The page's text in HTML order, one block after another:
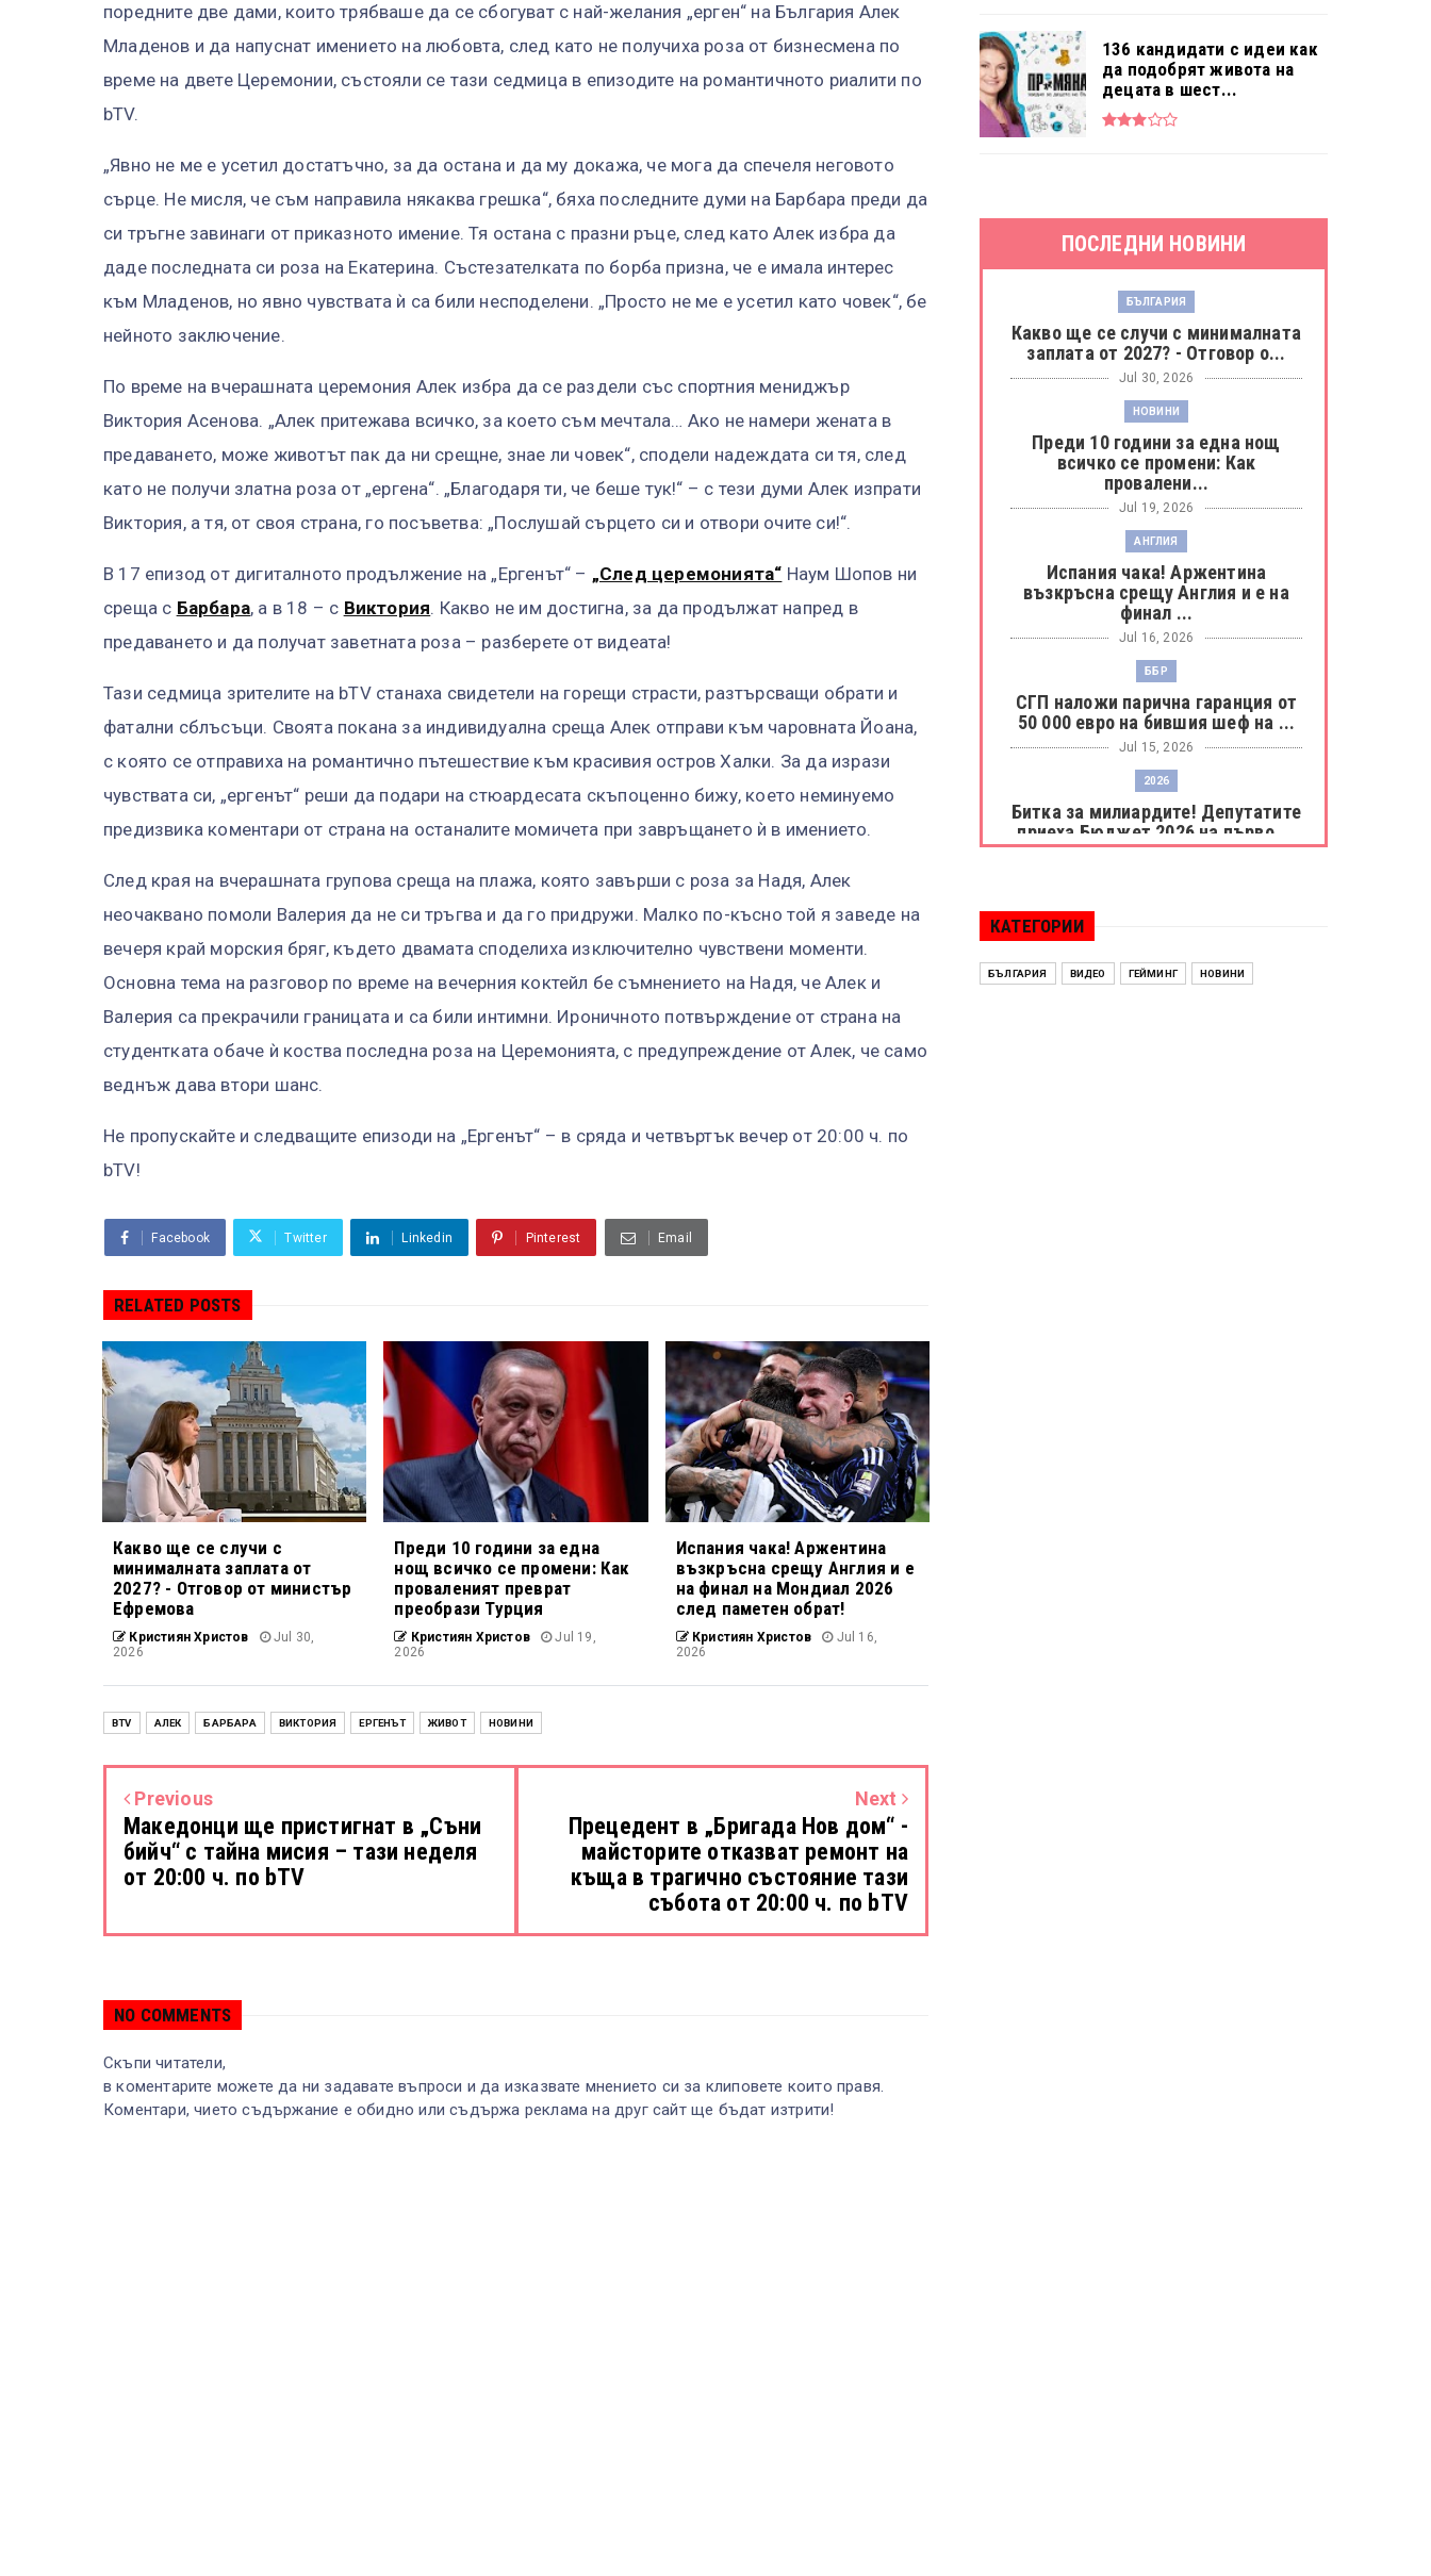
поредните две дами, които трябваше да се сбогуват с най-желания „ерген“ на България Алек
Младенов и да напуснат имението на любовта, след като не получиха роза от бизнесмена по
време на двете Церемонии, състояли се тази седмица в епизодите на романтичното риалити по
bTV.
„Явно не ме е усетил достатъчно, за да остана и да му докажа, че мога да спечеля неговото
сърце. Не мисля, че съм направила някаква грешка“, бяха последните думи на Барбара преди да
си тръгне завинаги от приказното имение. Тя остана с празни ръце, след като Алек избра да
даде последната си роза на Екатерина. Състезателката по борба призна, че е имала интерес
към Младенов, но явно чувствата ѝ са били несподелени. „Просто не ме е усетил като човек“, бе
нейното заключение.
По време на вчерашната церемония Алек избра да се раздели със спортния мениджър
Виктория Асенова. „Алек притежава всичко, за което съм мечтала… Ако не намери жената в
предаването, може животът пак да ни срещне, знае ли човек“, сподели надеждата си тя, след
като не получи златна роза от „ергена“. „Благодаря ти, че беше тук!“ – с тези думи Алек изпрати
Виктория, а тя, от своя страна, го посъветва: „Послушай сърцето си и отвори очите си!“.
В 17 епизод от дигиталното продължение на „Ергенът“ – „След церемонията“ Наум Шопов ни
среща с Барбара, а в 18 – с Виктория. Какво не им достигна, за да продължат напред в
предаването и да получат заветната роза – разберете от видеата!
Тази седмица зрителите на bTV станаха свидетели на горещи страсти, разтърсващи обрати и
фатални сблъсъци. Своята покана за индивидуална среща Алек отправи към чаровната Йоана,
с която се отправиха на романтично пътешествие към красивия остров Халки. За да изрази
чувствата си, „ергенът“ реши да подари на стюардесата скъпоценно бижу, което неминуемо
предизвика коментари от страна на останалите момичета при завръщането ѝ в имението.
След края на вчерашната групова среща на плажа, която завърши с роза за Надя, Алек
неочаквано помоли Валерия да не си тръгва и да го придружи. Малко по-късно той я заведе на
вечеря край морския бряг, където двамата споделиха изключително чувствени моменти.
Основна тема на разговор по време на вечерния коктейл бе съмнението на Надя, че Алек и
Валерия са прекрачили границата и са били интимни. Ироничното потвърждение от страна на
студентката обаче ѝ коства последна роза на Церемонията, с предупреждение от Алек, че само
веднъж дава втори шанс.
Не пропускайте и следващите епизоди на „Ергенът“ – в сряда и четвъртък вечер от 20:00 ч. по
bTV!
Facebook Twitter Linkedin Pinterest Email
RELATED POSTS
Какво ще се случи с
минималната заплата от
2027? - Отговор от министър
Ефремова
Кристиян Христов
Jul 30,
2026
Преди 10 години за една
нощ всичко се промени: Как
проваленият преврат
преобрази Турция
Кристиян Христов
Jul 19,
2026
Испания чака! Аржентина
възкръсна срещу Англия и е
на финал на Мондиал 2026
след паметен обрат!
Кристиян Христов
Jul 16,
2026
BTV АЛЕК БАРБАРА ВИКТОРИЯ ЕРГЕНЪТ ЖИВОТ НОВИНИ
Previous
Македонци ще пристигнат в „Съни
бийч“ с тайна мисия – тази неделя
от 20:00 ч. по bTV
Next
Прецедент в „Бригада Нов дом“ -
майсторите отказват ремонт на
къща в трагично състояние тази
събота от 20:00 ч. по bTV
NO COMMENTS
Скъпи читатели,
в коментарите можете да ни задавате въпроси и да изказвате мнението си за клиповете които правя.
Коментари, чието съдържание е обидно или съдържа реклама на друг сайт ще бъдат изтрити!
136 кандидати с идеи как
да подобрят живота на
децата в шест...
ПОСЛЕДНИ НОВИНИ
БЪЛГАРИЯ
Какво ще се случи с минималната
заплата от 2027? - Отговор о...
Jul 30, 2026
НОВИНИ
Преди 10 години за една нощ
всичко се промени: Как
провалени...
Jul 19, 2026
АНГЛИЯ
Испания чака! Аржентина
възкръсна срещу Англия и е на
финал ...
Jul 16, 2026
ББР
СГП наложи парична гаранция от
50 000 евро на бившия шеф на ...
Jul 15, 2026
2026
Битка за милиардите! Депутатите
приеха Бюджет 2026 на първо ...
Левски разби Борац с 4:0 и
продължава в Шампионската
лига
Jul 15, 2026
КАТЕГОРИИ
БЪЛГАРИЯ ВИДЕО ГЕЙМИНГ НОВИНИ